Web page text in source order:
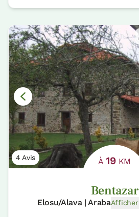
4 Avis À19KM
Bentazar
Elosu/Alava | Araba